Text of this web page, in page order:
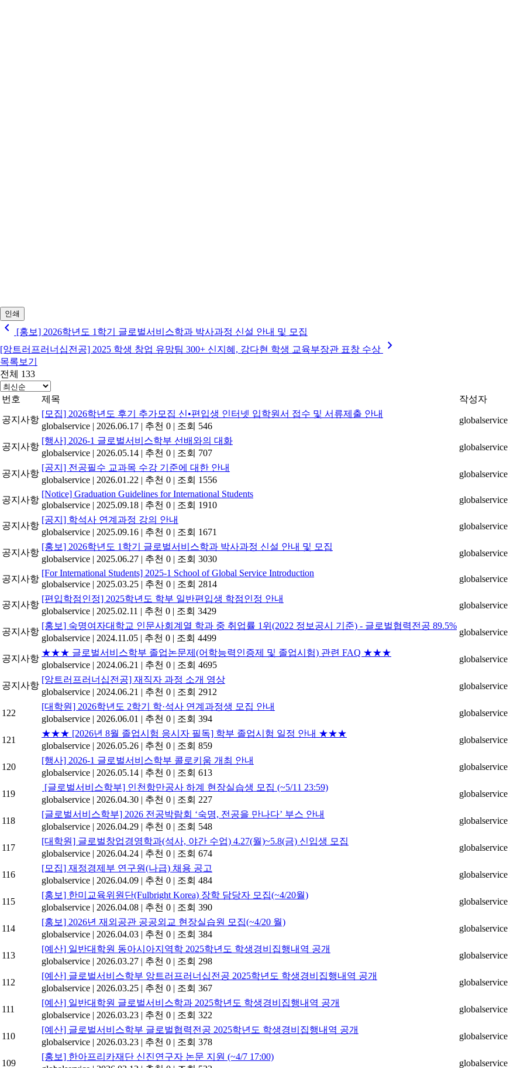
인쇄
chevron_left
[홍보] 2026학년도 1학기 글로벌서비스학과 박사과정 신설 안내 및 모집
[앙트러프러너십전공] 2025 학생 창업 유망팀 300+ 신지혜, 강다현 학생 교육부장관 표창 수상
chevron_right
목록보기
전체 133
번호 제목 작성자
공지사항
[모집] 2026학년도 후기 추가모집 신•편입생 인터넷 입학원서 접수 및 서류제출 안내
globalservice | 2026.06.17 | 추천 0 | 조회 546
globalservice
공지사항
[행사] 2026-1 글로벌서비스학부 선배와의 대화
globalservice | 2026.05.14 | 추천 0 | 조회 707
globalservice
공지사항
[공지] 전공필수 교과목 수강 기준에 대한 안내
globalservice | 2026.01.22 | 추천 0 | 조회 1556
globalservice
공지사항
[Notice] Graduation Guidelines for International Students
globalservice | 2025.09.18 | 추천 0 | 조회 1910
globalservice
공지사항
[공지] 학석사 연계과정 강의 안내
globalservice | 2025.09.16 | 추천 0 | 조회 1671
globalservice
공지사항
[홍보] 2026학년도 1학기 글로벌서비스학과 박사과정 신설 안내 및 모집
globalservice | 2025.06.27 | 추천 0 | 조회 3030
globalservice
공지사항
[For International Students] 2025-1 School of Global Service Introduction
globalservice | 2025.03.25 | 추천 0 | 조회 2814
globalservice
공지사항
[편입학점인정] 2025학년도 학부 일반편입생 학점인정 안내
globalservice | 2025.02.11 | 추천 0 | 조회 3429
globalservice
공지사항
[홍보] 숙명여자대학교 인문사회계열 학과 중 취업률 1위(2022 정보공시 기준) - 글로벌협력전공 89.5%
globalservice | 2024.11.05 | 추천 0 | 조회 4499
globalservice
공지사항
★★★ 글로벌서비스학부 졸업논문제(어학능력인증제 및 졸업시험) 관련 FAQ ★★★
globalservice | 2024.06.21 | 추천 0 | 조회 4695
globalservice
공지사항
[앙트러프러너십전공] 재직자 과정 소개 영상
globalservice | 2024.06.21 | 추천 0 | 조회 2912
globalservice
122
[대학원] 2026학년도 2학기 학·석사 연계과정생 모집 안내
globalservice | 2026.06.01 | 추천 0 | 조회 394
globalservice
121
★★★ [2026년 8월 졸업시험 응시자 필독] 학부 졸업시험 일정 안내 ★★★
globalservice | 2026.05.26 | 추천 0 | 조회 859
globalservice
120
[행사] 2026-1 글로벌서비스학부 콜로키움 개최 안내
globalservice | 2026.05.14 | 추천 0 | 조회 613
globalservice
119
[글로벌서비스학부] 인천항만공사 하계 현장실습생 모집 (~5/11 23:59)
globalservice | 2026.04.30 | 추천 0 | 조회 227
globalservice
118
[글로벌서비스학부] 2026 전공박람회 ‘숙명, 전공을 만나다’ 부스 안내
globalservice | 2026.04.29 | 추천 0 | 조회 548
globalservice
117
[대학원] 글로벌창업경영학과(석사, 야간 수업) 4.27(월)~5.8(금) 신입생 모집
globalservice | 2026.04.24 | 추천 0 | 조회 674
globalservice
116
[모집] 재정경제부 연구원(나급) 채용 공고
globalservice | 2026.04.09 | 추천 0 | 조회 484
globalservice
115
[홍보] 한미교육위원단(Fulbright Korea) 장학 담당자 모집(~4/20월)
globalservice | 2026.04.08 | 추천 0 | 조회 390
globalservice
114
[홍보] 2026년 재외공관 공공외교 현장실습원 모집(~4/20 월)
globalservice | 2026.04.03 | 추천 0 | 조회 384
globalservice
113
[예산] 일반대학원 동아시아지역학 2025학년도 학생경비집행내역 공개
globalservice | 2026.03.27 | 추천 0 | 조회 298
globalservice
112
[예산] 글로벌서비스학부 앙트러프러너십전공 2025학년도 학생경비집행내역 공개
globalservice | 2026.03.25 | 추천 0 | 조회 367
globalservice
111
[예산] 일반대학원 글로벌서비스학과 2025학년도 학생경비집행내역 공개
globalservice | 2026.03.23 | 추천 0 | 조회 322
globalservice
110
[예산] 글로벌서비스학부 글로벌협력전공 2025학년도 학생경비집행내역 공개
globalservice | 2026.03.23 | 추천 0 | 조회 378
globalservice
109
[홍보] 한아프리카재단 신진연구자 논문 지원 (~4/7 17:00)
globalservice